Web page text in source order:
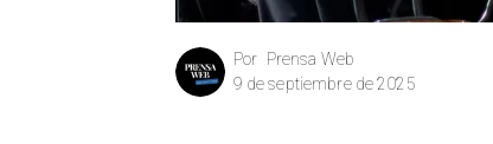
Prensa Web
Por
9 de septiembre de 2025